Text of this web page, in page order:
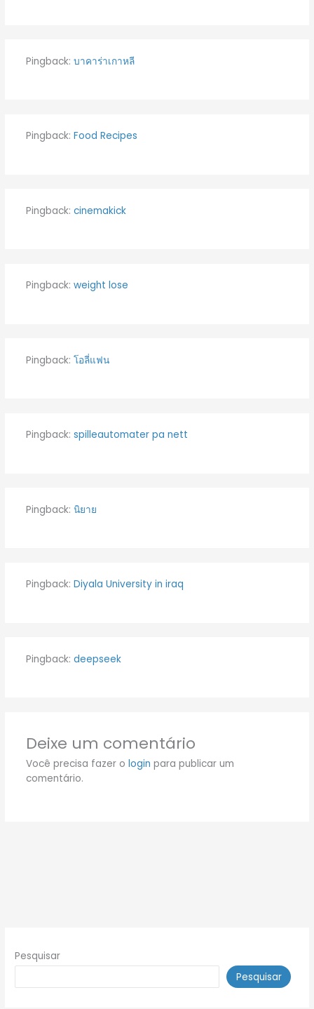
Pingback: บาคาร่าเกาหลี
Pingback: Food Recipes
Pingback: cinemakick
Pingback: weight lose
Pingback: โอลี่แฟน
Pingback: spilleautomater pa nett
Pingback: นิยาย
Pingback: Diyala University in iraq
Pingback: deepseek
Deixe um comentário
Você precisa fazer o login para publicar um
comentário.
Pesquisar
Pesquisar